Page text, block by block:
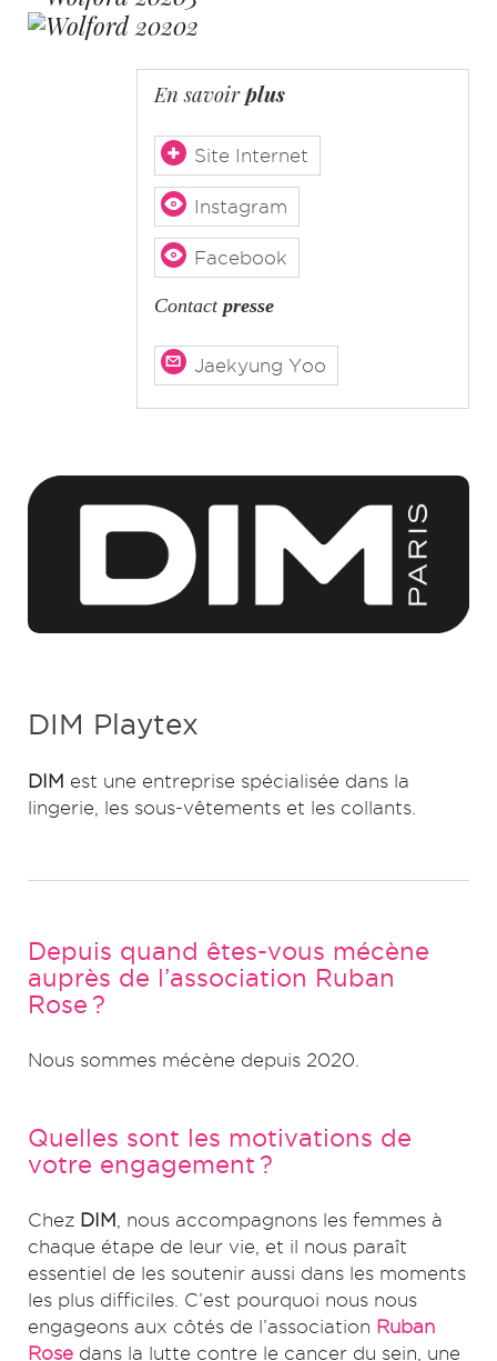
En savoirplus
Site Internet
Instagram
Facebook
Contact presse
Jaekyung Yoo
DIM Playtex
DIM est une entreprise spécialisée dans la
lingerie, les sous-vêtements et les collants.
Depuis quand êtes-vous mécène
auprès de l’association Ruban
Rose ?
Nous sommes mécène depuis 2020.
Quelles sont les motivations de
votre engagement ?
Chez DIM
, nous accompagnons les femmes à
chaque étape de leur vie, et il nous paraît
essentiel de les soutenir aussi dans les moments
les plus difficiles. C’est pourquoi nous nous
engageons aux côtés de l’association Ruban
Rose dans la lutte contre le cancer du sein, une